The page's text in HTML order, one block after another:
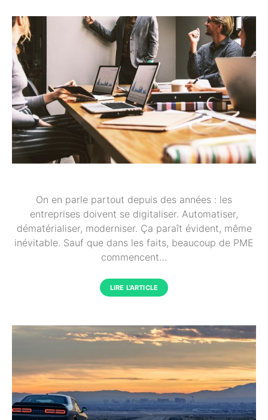
On en parle partout depuis des années : les
entreprises doivent se digitaliser. Automatiser,
dématérialiser, moderniser. Ça paraît évident, même
inévitable. Sauf que dans les faits, beaucoup de PME
commencent…
LIRE L'ARTICLE